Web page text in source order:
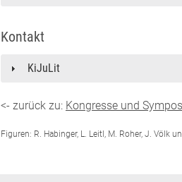
Kontakt
KiJuLit
<- zurück zu: Kongresse und
Figuren: R. Habinger, L. Leitl, M. Roher, J. Völk